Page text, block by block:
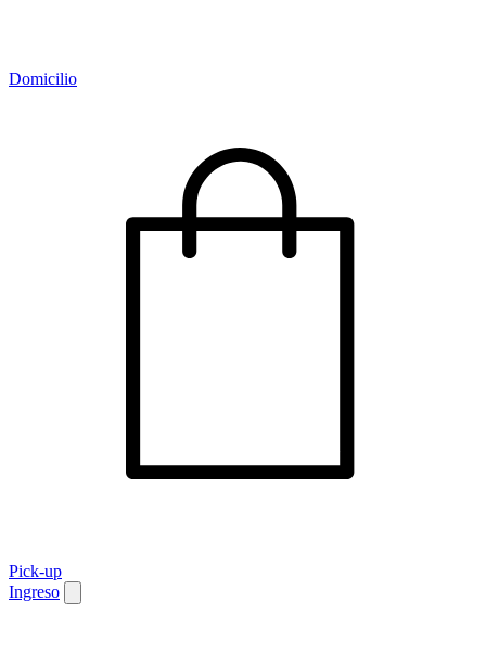
Domicilio
Pick-up
Ingreso